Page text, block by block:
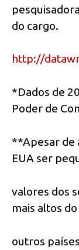
do cargo.
http://
*Dados de
Poder de
**Apesar de
EUA ser
valores dos
mais altos
outros